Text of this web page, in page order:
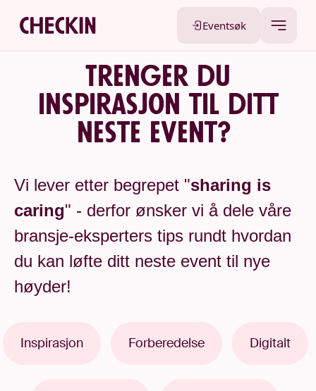
Eventsøk
Trenger du
inspirasjon til ditt
neste event?
Vi lever etter begrepet "sharing is
caring" - derfor ønsker vi å dele våre
bransje-eksperters tips rundt hvordan
du kan løfte ditt neste event til nye
høyder!
Inspirasjon Forberedelse Digitalt